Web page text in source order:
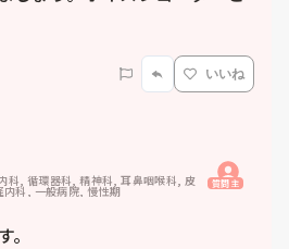
いいね
科, 循環器科, 精神科, 耳鼻咽喉科, 皮
科, 一般病院, 慢性期 質問主